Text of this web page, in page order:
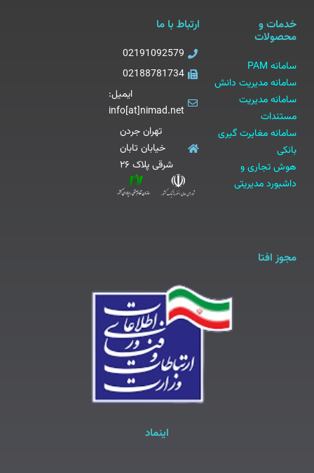
خدمات و
محصولات
سامانه PAM
سامانه مدیریت دانش
سامانه مدیریت
مستندات
سامانه مغایرت گیری
بانکی
هوش تجاری و
داشبورد مدیریتی
ارتباط با ما
02191092579
02188781734
ایمیل:
info[at]nimad.net
تهران جردن
خیابان تابان
شرقی پلاک ۲۶
مجوز افتا
اینماد